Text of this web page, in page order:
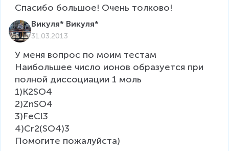
Спасибо большое! Очень толково!
Викуля* Викуля*
31.03.2013
У меня вопрос по моим тестам
Наибольшее число ионов образуется при
полной диссоциации 1 моль
1)K2SO4
2)ZnSO4
3)FeCl3
4)Cr2(SO4)3
Помогите пожалуйста)